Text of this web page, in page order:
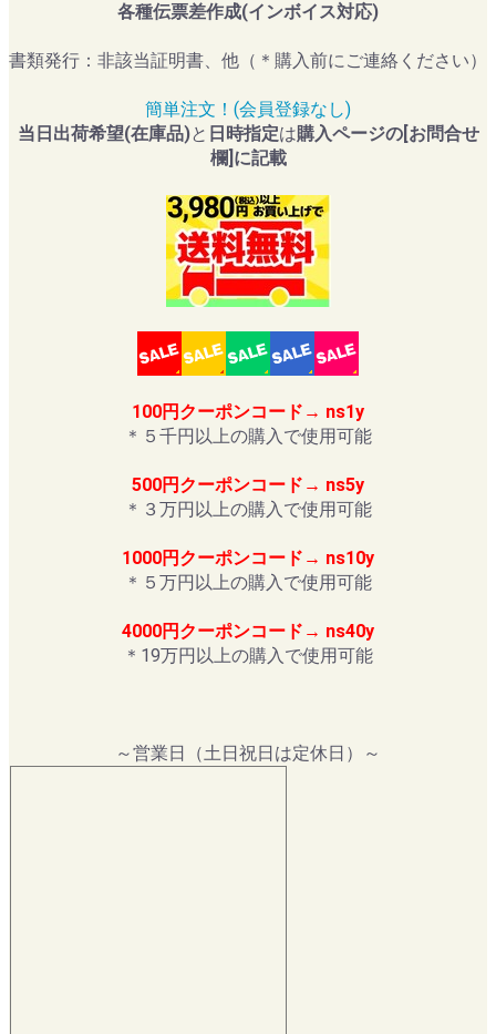
各種伝票差作成(インボイス対応)
書類発行：非該当証明書、他（＊購入前にご連絡ください）
簡単注文！(会員登録なし)
当日出荷希望(在庫品)と 日時指定は購入ページの[お問合せ
欄]に記載
100円クーポンコード→ ns1y
＊５千円以上の購入で使用可能
500円クーポンコード→ ns5y
＊３万円以上の購入で使用可能
1000円クーポンコード→ ns10y
＊５万円以上の購入で使用可能
4000円クーポンコード→ ns40y
＊19万円以上の購入で使用可能
～営業日（土日祝日は定休日）～